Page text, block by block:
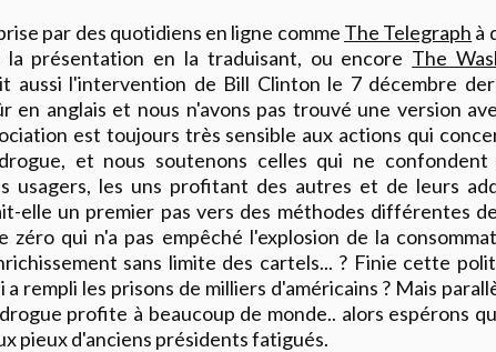
par des quotidiens en ligne comme The Telegraph à
la présentation en la traduisant, ou encore The
aussi l'intervention de Bill Clinton le 7 décembre
en anglais et nous n'avons pas trouvé une version
est toujours très sensible aux actions qui
et nous soutenons celles qui ne confondent
usagers, les uns profitant des autres et de leurs
elle un premier pas vers des méthodes différentes
zéro qui n'a pas empêché l'explosion de la
sans limite des cartels... ? Finie cette
rempli les prisons de milliers d'américains ? Mais
profite à beaucoup de monde.. alors espérons
pieux d'anciens présidents fatigués.